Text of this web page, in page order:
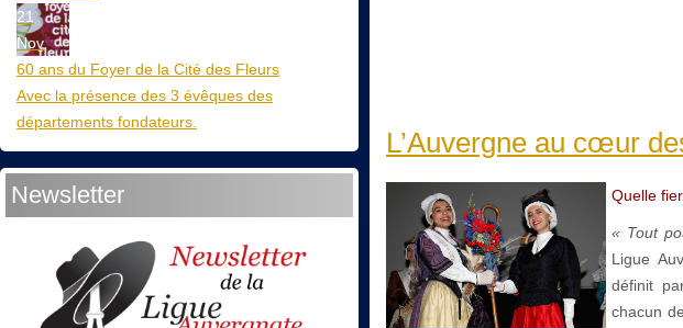
21
Nov
60 ans du Foyer de la Cité des Fleurs
Avec la présence des 3 évêques des
départements fondateurs.
Newsletter
L’Auvergne au cœur
Quelle
« Tout
Ligue
définit
chacun